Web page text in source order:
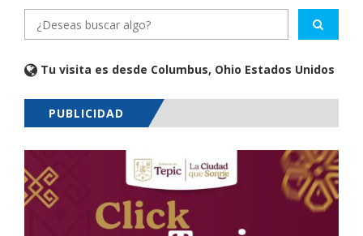
Tu visita es desde Columbus, Ohio Estados Unidos
PUBLICIDAD